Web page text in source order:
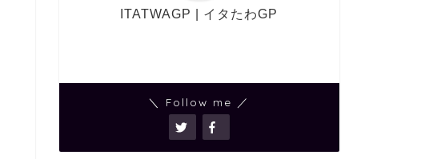
ITATWAGP | イタたわGP
＼ Follow me ／